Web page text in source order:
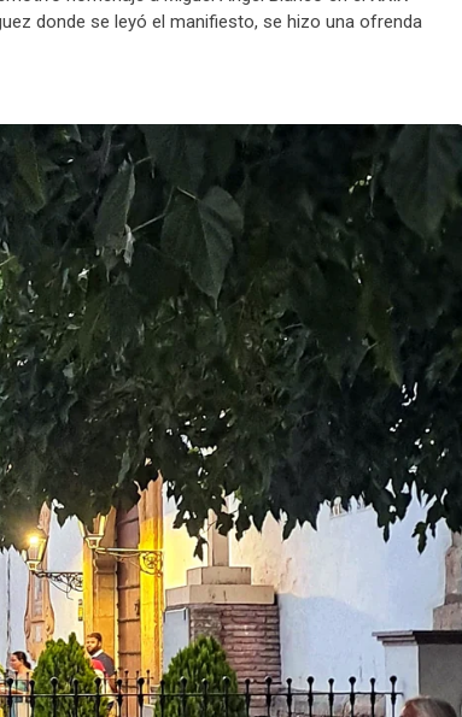
donde se leyó el manifiesto, se hizo una ofrenda